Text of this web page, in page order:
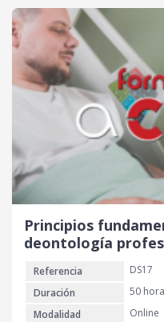
c
i
o
o
i
g
i
n
e
r
a
c
o
a
c
t
u
a
l
:
2
0
€
Principios
deontología
Referencia
DS17
Duración
50
Modalidad
Online